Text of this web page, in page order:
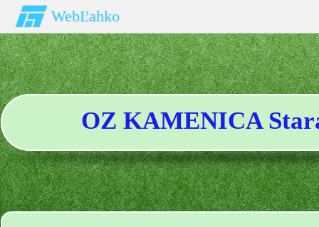
WebĽahko
OZ KAMENICA